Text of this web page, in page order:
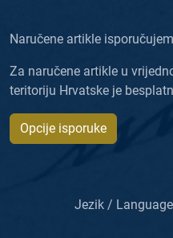
Naručene artikle
Za naručene artikle u
teritoriju Hrvatske je
Opcije isporuke
Jezik /